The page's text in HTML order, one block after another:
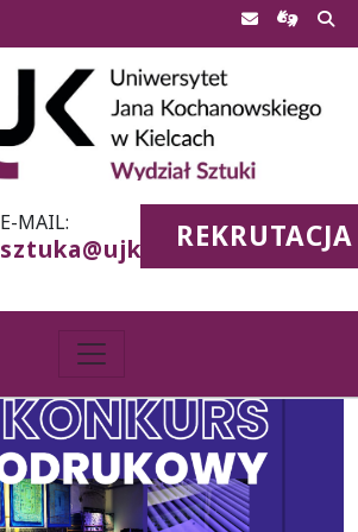
E-MAIL:
sztuka@ujk.edu.plREKRUTACJA